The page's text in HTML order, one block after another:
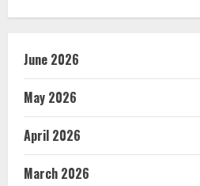
June 2026
May 2026
April 2026
March 2026